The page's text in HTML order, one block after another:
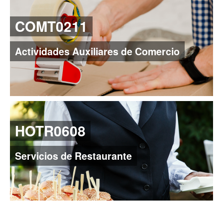
COMT0211
Actividades Auxiliares de Comercio
HOTR0608
Servicios de Restaurante